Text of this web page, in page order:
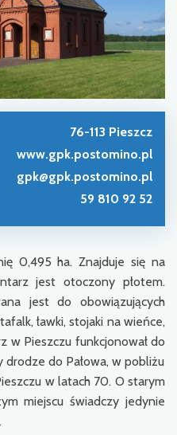
76-113 Pieszcz
www.gpk.postomino.pl
gpk@gpk.postomino.pl
59 810 92 52
0,495 ha. Znajduje się na
jest otoczony płotem.
jest do obowiązujących
ławki, stojaki na wieńce,
w Pieszczu funkcjonował do
drodze do Pałowa, w pobliżu
w latach 70. O starym
miejscu świadczy jedynie